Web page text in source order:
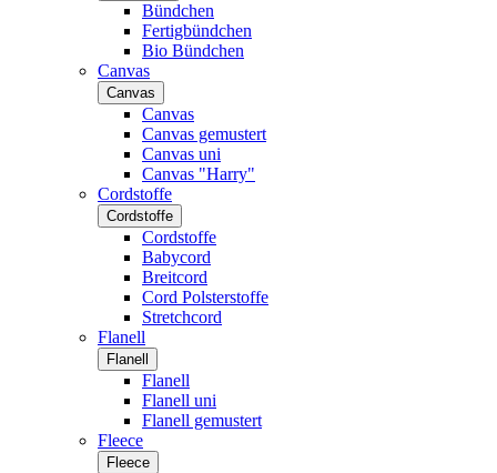
Bündchen
Fertigbündchen
Bio Bündchen
Canvas
Canvas
Canvas
Canvas gemustert
Canvas uni
Canvas "Harry"
Cordstoffe
Cordstoffe
Cordstoffe
Babycord
Breitcord
Cord Polsterstoffe
Stretchcord
Flanell
Flanell
Flanell
Flanell uni
Flanell gemustert
Fleece
Fleece